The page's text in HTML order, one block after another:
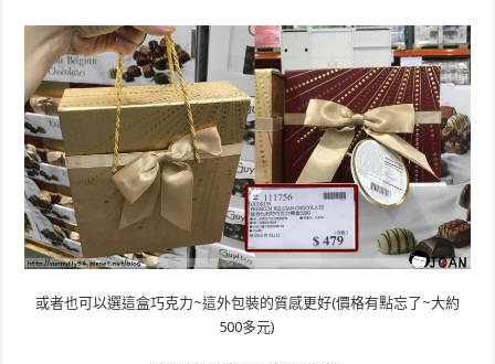
或者也可以選這盒巧克力~這外包裝的質感更好(價格有點忘了~大約
500多元)